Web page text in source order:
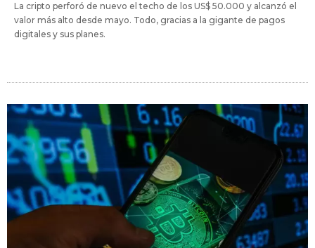
La cripto perforó de nuevo el techo de los US$ 50.000 y alcanzó el
valor más alto desde mayo. Todo, gracias a la gigante de pagos
digitales y sus planes.